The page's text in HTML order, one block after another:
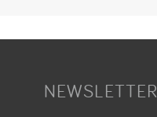
NEWSLETTER